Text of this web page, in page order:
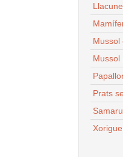
Mussol
Mussol
Prats